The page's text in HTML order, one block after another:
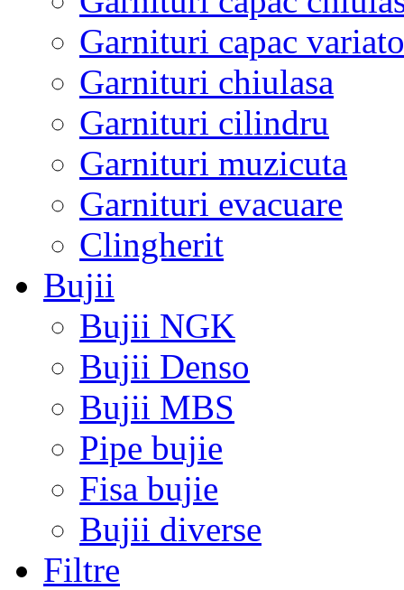
Garnituri capac
Garnituri chiulasa
Garnituri cilindru
Garnituri muzicuta
Garnituri evacuare
Clingherit
Bujii
Bujii NGK
Bujii Denso
Bujii MBS
Pipe bujie
Fisa bujie
Bujii diverse
Filtre